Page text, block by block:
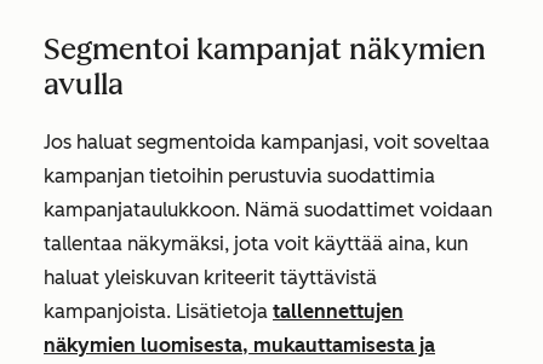
Segmentoi kampanjat näkymien
avulla
Jos haluat segmentoida kampanjasi, voit soveltaa
kampanjan tietoihin perustuvia suodattimia
kampanjataulukkoon. Nämä suodattimet voidaan
tallentaa näkymäksi, jota voit käyttää aina, kun
haluat yleiskuvan kriteerit täyttävistä
kampanjoista. Lisätietoja tallennettujen
näkymien luomisesta, mukauttamisesta ja